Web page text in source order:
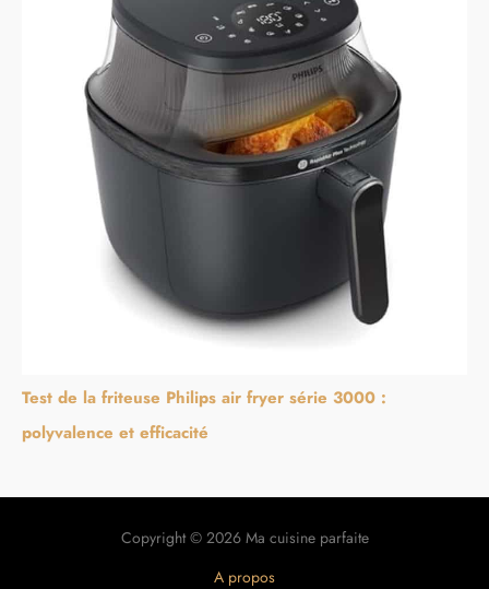
Test de la friteuse Philips air fryer série 3000 :
polyvalence et efficacité
Copyright © 2026 Ma cuisine parfaite
A propos